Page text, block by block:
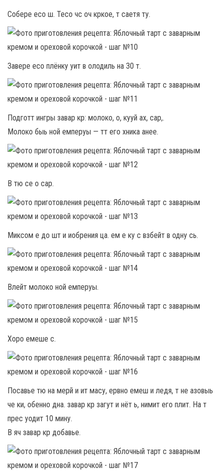
Собере есо ш. Тесо чс оч кркое, т саетя ту.
Завере есо плёнку уит в олодиль на 30 т.
Подготт ингры завар кр: молоко, о, кууй ах, сар,.
Молоко быь ной емперуы — тт его хника анее.
В тю се о сар.
Миксом е до шт и иобрения ца. ем е ку с взбейт в одну сь.
Влейт молоко ной емперуы.
Хоро емеше с.
Посавье тю на мерй и ит масу, ервно емеш и ледя, т не азовыь
че ки, обенно дна. завар кр загут и нёт ь, нимит его плит. На т
прес уодит 10 мину.
В яч завар кр добавье.